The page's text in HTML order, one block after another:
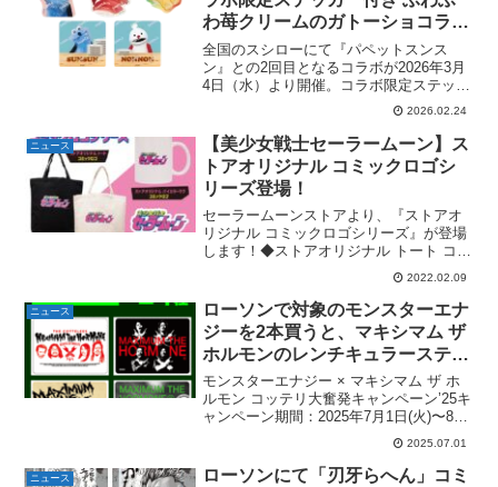
わ苺クリームのガトーショコラ」
が発売。2026年3月4日（水）
～。ステッカー 全5種。
全国のスシローにて『パペットスンス
ン』との2回目となるコラボが2026年3月
4日（水）より開催。コラボ限定ステッカ
ー（全5種）付きの「ふわふわ苺クリーム
のガトーショコラ」などが発売されま
す。プレスリリース（抜粋）コラボ限定
ステッカー付き 対...
2026.02.24
ニュース
【美少女戦士セーラームーン】ス
トアオリジナル コミックロゴシ
リーズ登場！
セーラームーンストアより、『ストアオ
リジナル コミックロゴシリーズ』が登場
します！◆ストアオリジナル トート コミ
ックロゴ (ホワイト/ブラック)コミックロ
ゴがプリントされたインパクトのあるト
ートバッグです。A4サイズが入るので普
段使いはも...
2022.02.09
ニュース
ローソンで対象のモンスターエナ
ジーを2本買うと、マキシマム ザ
ホルモンのレンチキュラーステッ
カーがもらえる。全4種。2025年
7月1日(火)〜
モンスターエナジー × マキシマム ザ ホ
ルモン コッテリ大奮発キャンペーン’25キ
ャンペーン期間：2025年7月1日(火)〜8月
4日(月)ステッカーサイズは6cm×8cm。店
頭でのステッカーキャンペーンのほか、
スタジオ体験やライブ招待、革...
2025.07.01
ニュース
ローソンにて「刃牙らへん」コミ